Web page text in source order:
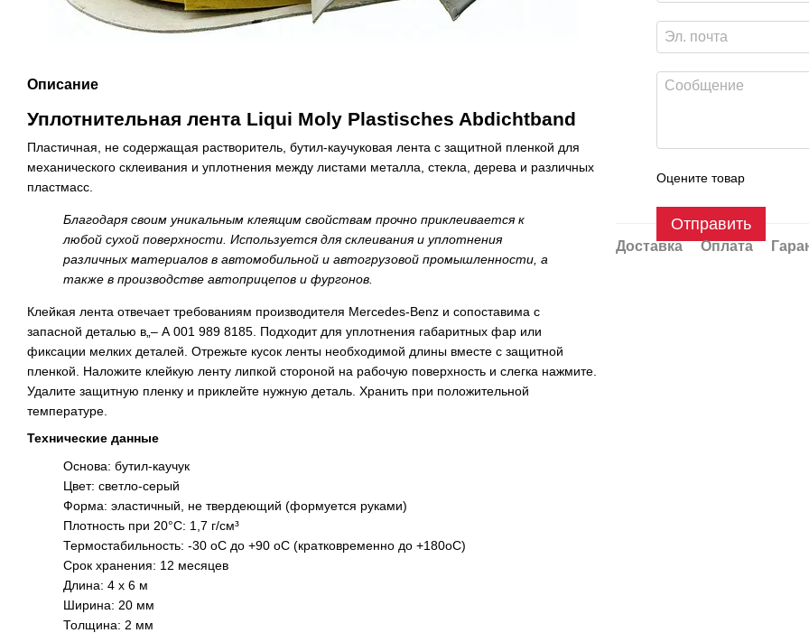
Описание
Уплотнительная лента Liqui Moly Plastisches Abdichtband
Пластичная, не содержащая растворитель, бутил-каучуковая лента с защитной пленкой для
механического склеивания и уплотнения между листами металла, стекла, дерева и различных
пластмасс.
Благодаря своим уникальным клеящим свойствам прочно приклеивается к
любой сухой поверхности. Используется для склеивания и уплотнения
различных материалов в автомобильной и автогрузовой промышленности, а
также в производстве автоприцепов и фургонов.
Клейкая лента отвечает требованиям производителя Mercedes-Benz и сопоставима с
запасной деталью в„– А 001 989 8185. Подходит для уплотнения габаритных фар или
фиксации мелких деталей. Отрежьте кусок ленты необходимой длины вместе с защитной
пленкой. Наложите клейкую ленту липкой стороной на рабочую поверхность и слегка нажмите.
Удалите защитную пленку и приклейте нужную деталь. Хранить при положительной
температуре.
Технические данные
Основа: бутил-каучук
Цвет: светло-серый
Форма: эластичный, не твердеющий (формуется руками)
Плотность при 20°C: 1,7 г/см³
Термостабильность: -30 оС до +90 оС (кратковременно до +180оС)
Срок хранения: 12 месяцев
Длина: 4 х 6 м
Ширина: 20 мм
Толщина: 2 мм
Оцените товар
Отправить
Доставка Оплата